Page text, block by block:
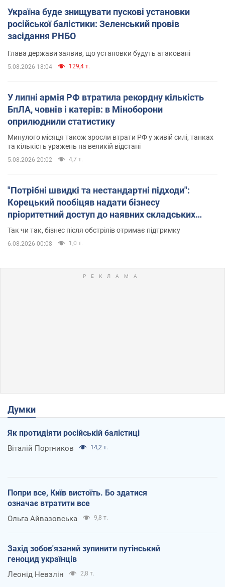
Україна буде знищувати пускові установки
російської балістики: Зеленський провів
засідання РНБО
Глава держави заявив, що установки будуть атаковані
5.08.2026 18:04 129,4 т.
У липні армія РФ втратила рекордну кількість
БпЛА, човнів і катерів: в Міноборони
оприлюднили статистику
Минулого місяця також зросли втрати РФ у живій силі, танках
та кількість уражень на великій відстані
5.08.2026 20:02 4,7 т.
"Потрібні швидкі та нестандартні підходи":
Корецький пообіцяв надати бізнесу
пріоритетний доступ до наявних складських
приміщень
Так чи так, бізнес після обстрілів отримає підтримку
6.08.2026 00:08 1,0 т.
Думки
Як протидіяти російській балістиці
Віталій Портников 14,2 т.
Попри все, Київ вистоїть. Бо здатися
означає втратити все
Ольга Айвазовська 9,8 т.
Захід зобов'язаний зупинити путінський
геноцид українців
Леонід Невзлін 2,8 т.